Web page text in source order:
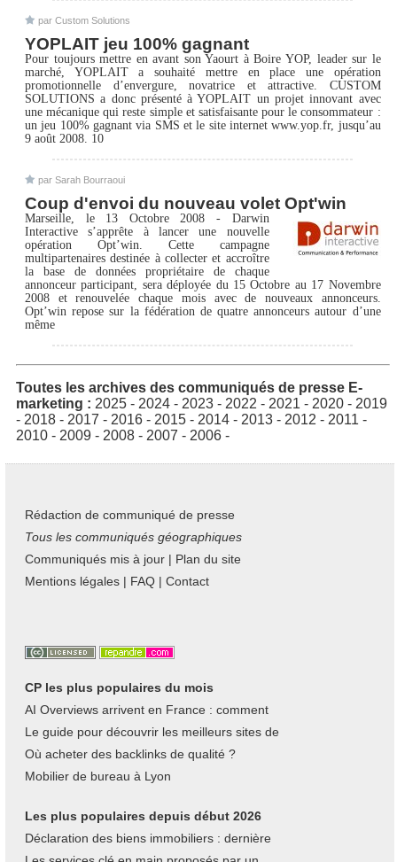
par Custom Solutions
YOPLAIT jeu 100% gagnant
Pour toujours mettre en avant son Yaourt à Boire YOP, leader sur le
marché, YOPLAIT a souhaité mettre en place une opération
promotionnelle d’envergure, novatrice et attractive. CUSTOM
SOLUTIONS a donc présenté à YOPLAIT un projet innovant avec
une mécanique qui reste simple et satisfaisante pour le consommateur :
un jeu 100% gagnant via SMS et le site internet www.yop.fr, jusqu’au
9 août 2008. 10
par Sarah Bourraoui
Coup d'envoi du nouveau volet Opt'win
Marseille, le 13 Octobre 2008 - Darwin
Interactive s’apprête à lancer une nouvelle
opération Opt’win. Cette campagne
multipartenaires destinée à collecter et accroître
la base de données propriétaire de chaque
annonceur participant, sera déployée du 15 Octobre au 17 Novembre
2008 et renouvelée chaque mois avec de nouveaux annonceurs.
Opt’win repose sur la fédération de quatre annonceurs autour d’une
même
Toutes les archives des communiqués de presse E-
marketing : 2025 - 2024 - 2023 - 2022 - 2021 - 2020 - 2019
- 2018 - 2017 - 2016 - 2015 - 2014 - 2013 - 2012 - 2011 -
2010 - 2009 - 2008 - 2007 - 2006 -
Rédaction de communiqué de presse
Tous les communiqués géographiques
Communiqués mis à jour | Plan du site
Mentions légales | FAQ | Contact
CP les plus populaires du mois
AI Overviews arrivent en France : comment
Le guide pour découvrir les meilleurs sites de
Où acheter des backlinks de qualité ?
Mobilier de bureau à Lyon
Les plus populaires depuis début 2026
Déclaration des biens immobiliers : dernière